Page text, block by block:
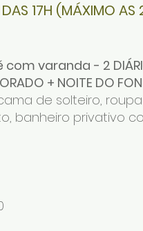
17H (MÁXIMO AS
com varanda - 2
+ NOITE DO
de solteiro,
banheiro privativo